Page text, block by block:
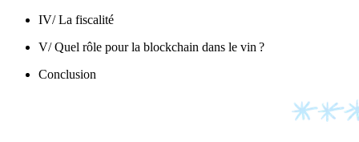
IV/ La fiscalité
V/ Quel rôle pour la blockchain dans le vin ?
Conclusion